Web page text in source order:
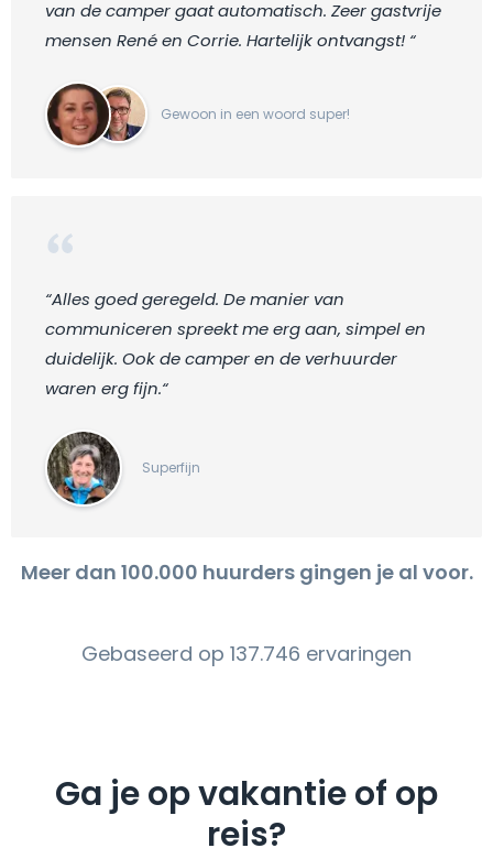
van de camper gaat automatisch. Zeer gastvrije
mensen René en Corrie. Hartelijk ontvangst! “
Gewoon in een woord super!
“Alles goed geregeld. De manier van
communiceren spreekt me erg aan, simpel en
duidelijk. Ook de camper en de verhuurder
waren erg fijn.“
Superfijn
Meer dan 100.000 huurders gingen je al voor.
Gebaseerd op 137.746 ervaringen
Ga je op vakantie of op
reis?